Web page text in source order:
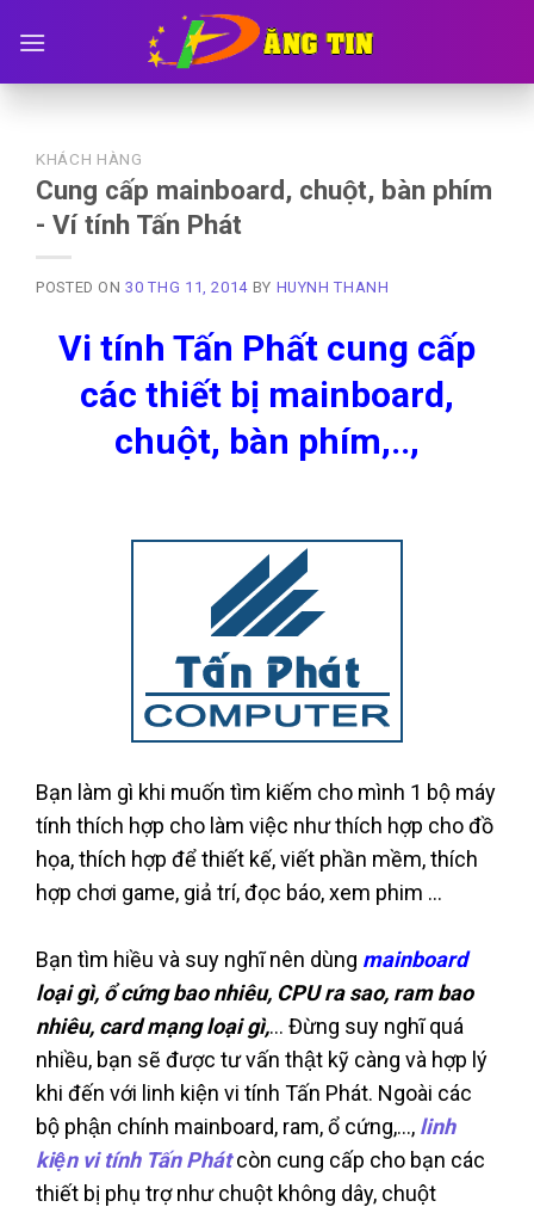
KHÁCH HÀNG
Cung cấp mainboard, chuột, bàn phím
- Ví tính Tấn Phát
POSTED ON30 THG 11, 2014 BY HUYNH THANH
Vi tính Tấn Phất cung cấp
các thiết bị mainboard,
chuột, bàn phím,..,
Bạn làm gì khi muốn tìm kiếm cho mình 1 bộ máy
tính thích hợp cho làm việc như thích hợp cho đồ
họa, thích hợp để thiết kế, viết phần mềm, thích
hợp chơi game, giả trí, đọc báo, xem phim ...
Bạn tìm hiều và suy nghĩ nên dùng mainboard
loại gì, ổ cứng bao nhiêu, CPU ra sao, ram bao
nhiêu, card mạng loại gì,... Đừng suy nghĩ quá
nhiều, bạn sẽ được tư vấn thật kỹ càng và hợp lý
khi đến với linh kiện vi tính Tấn Phát. Ngoài các
bộ phận chính mainboard, ram, ổ cứng,..., linh
kiện vi tính Tấn Phátcòn cung cấp cho bạn các
thiết bị phụ trợ như chuột không dây, chuột